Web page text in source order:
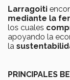
Larragoiti
mediante la
los cuales
apoyando la
la
PRINCIPALES